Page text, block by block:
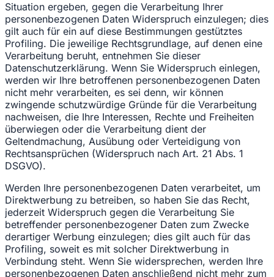
Situation ergeben, gegen die Verarbeitung Ihrer
personenbezogenen Daten Widerspruch einzulegen; dies
gilt auch für ein auf diese Bestimmungen gestütztes
Profiling. Die jeweilige Rechtsgrundlage, auf denen eine
Verarbeitung beruht, entnehmen Sie dieser
Datenschutzerklärung. Wenn Sie Widerspruch einlegen,
werden wir Ihre betroffenen personenbezogenen Daten
nicht mehr verarbeiten, es sei denn, wir können
zwingende schutzwürdige Gründe für die Verarbeitung
nachweisen, die Ihre Interessen, Rechte und Freiheiten
überwiegen oder die Verarbeitung dient der
Geltendmachung, Ausübung oder Verteidigung von
Rechtsansprüchen (Widerspruch nach Art. 21 Abs. 1
DSGVO).
Werden Ihre personenbezogenen Daten verarbeitet, um
Direktwerbung zu betreiben, so haben Sie das Recht,
jederzeit Widerspruch gegen die Verarbeitung Sie
betreffender personenbezogener Daten zum Zwecke
derartiger Werbung einzulegen; dies gilt auch für das
Profiling, soweit es mit solcher Direktwerbung in
Verbindung steht. Wenn Sie widersprechen, werden Ihre
personenbezogenen Daten anschließend nicht mehr zum